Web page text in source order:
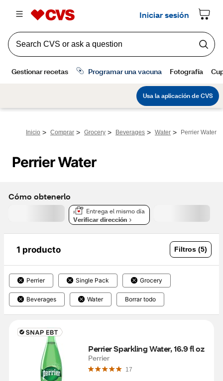
Inicio > Comprar > Grocery > Beverages > Water > Perrier Water
Perrier Water
Cómo obtenerlo
Entrega el mismo día
Verificar dirección
1 producto Filtros (5)
Perrier Single Pack Grocery
Beverages Water Borrar todo
Perrier Sparkling Water, 16.9 fl oz
Perrier
17